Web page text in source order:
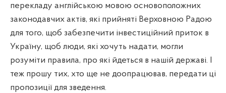
перекладу англійською мовою основоположних
законодавчих актів, які прийняті Верховною Радою
для того, щоб забезпечити інвестиційний приток в
Україну, щоб люди, які хочуть надати, могли
розуміти правила, про які йдеться в нашій державі. І
теж прошу тих, хто ще не доопрацював, передати ці
пропозиції для зведення.